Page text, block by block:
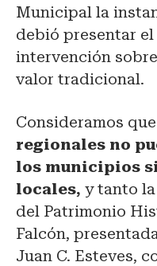
Municipal la
debió presentar
intervención
valor tradicional.
Consideramos que
regionales no
los municipios
locales, y tanto
del Patrimonio
Falcón,
Juan C. Esteves,